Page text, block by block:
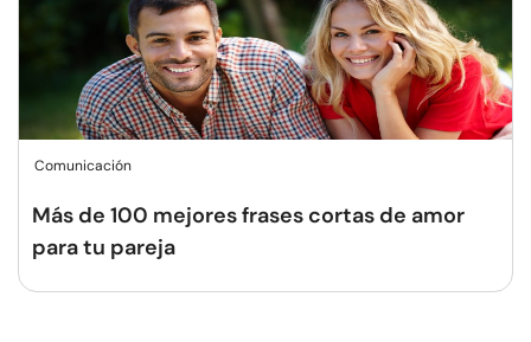
Comunicación
Más de 100 mejores frases cortas de amor
para tu pareja